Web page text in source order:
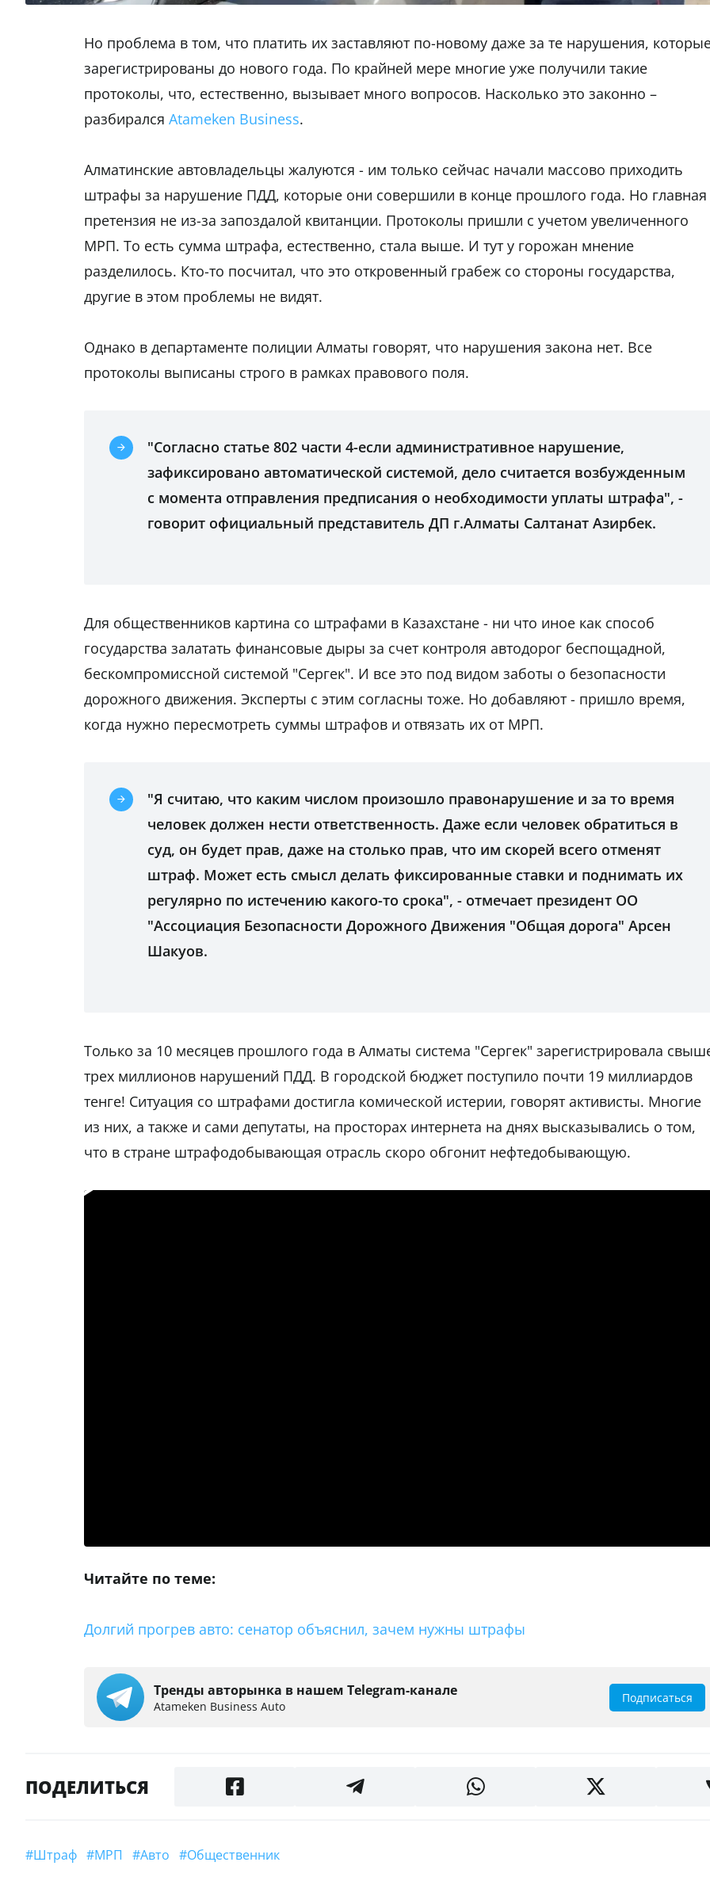
Но проблема в том, что платить их заставляют по-новому даже за те нарушения,
зарегистрированы до нового года. По крайней мере многие уже получили такие
протоколы, что, естественно, вызывает много вопросов. Насколько это законно –
разбирался Atameken Business.
Алматинские автовладельцы жалуются - им только сейчас начали массово приходить
штрафы за нарушение ПДД, которые они совершили в конце прошлого года. Но главная
претензия не из-за запоздалой квитанции. Протоколы пришли с учетом увеличенного
МРП. То есть сумма штрафа, естественно, стала выше. И тут у горожан мнение
разделилось. Кто-то посчитал, что это откровенный грабеж со стороны государства,
другие в этом проблемы не видят.
Однако в департаменте полиции Алматы говорят, что нарушения закона нет. Все
протоколы выписаны строго в рамках правового поля.
"Согласно статье 802 части 4-если административное нарушение,
зафиксировано автоматической системой, дело считается возбужденным
с момента отправления предписания о необходимости уплаты штрафа", -
говорит официальный представитель ДП г.Алматы Салтанат Азирбек.
Для общественников картина со штрафами в Казахстане - ни что иное как способ
государства залатать финансовые дыры за счет контроля автодорог беспощадной,
бескомпромиссной системой "Сергек". И все это под видом заботы о безопасности
дорожного движения. Эксперты с этим согласны тоже. Но добавляют - пришло время,
когда нужно пересмотреть суммы штрафов и отвязать их от МРП.
"Я считаю, что каким числом произошло правонарушение и за то время
человек должен нести ответственность. Даже если человек обратиться в
суд, он будет прав, даже на столько прав, что им скорей всего отменят
штраф. Может есть смысл делать фиксированные ставки и поднимать их
регулярно по истечению какого-то срока", - отмечает президент ОО
"Ассоциация Безопасности Дорожного Движения "Общая дорога" Арсен
Шакуов.
Только за 10 месяцев прошлого года в Алматы система "Сергек" зарегистрировала
трех миллионов нарушений ПДД. В городской бюджет поступило почти 19 миллиардов
тенге! Ситуация со штрафами достигла комической истерии, говорят активисты. Многие
из них, а также и сами депутаты, на просторах интернета на днях высказывались о том,
что в стране штрафодобывающая отрасль скоро обгонит нефтедобывающую.
Читайте по теме:
Долгий прогрев авто: сенатор объяснил, зачем нужны штрафы
Тренды авторынка в нашем Telegram-канале
Аtameken Business Auto
Подписаться
ПОДЕЛИТЬСЯ
#штраф #МРП #Авто #Общественник